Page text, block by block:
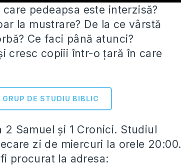
pedeapsa este interzisă?
la mustrare? De la ce vârstă
Ce faci până atunci?
cresc copiii într-o țară în care
GRUP DE STUDIU BIBLIC
Samuel și 1 Cronici. Studiul
zi de miercuri la orele 20:00.
procurat la adresa: